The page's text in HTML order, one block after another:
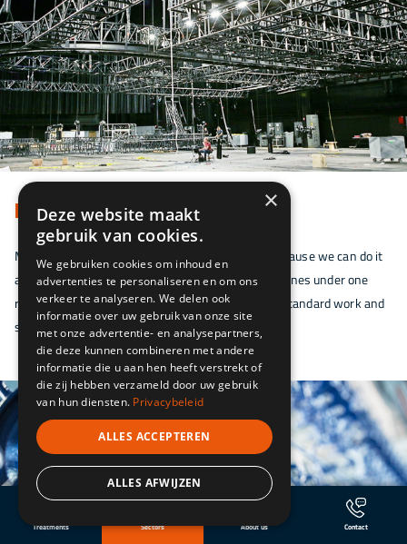
Treatments Sectors About us Contact
MACHINE BUILDING
Machine builders seek us out for our expertise, because we can do it
all. From preparation to coating, we have all disciplines under one
roof. For medium-sized to large volumes. And for standard work and
specials.
×
Deze website maakt
gebruik van cookies.
We gebruiken cookies om inhoud en
advertenties te personaliseren en om ons
verkeer te analyseren. We delen ook
informatie over uw gebruik van onze site
met onze advertentie- en analysepartners,
die deze kunnen combineren met andere
informatie die u aan hen heeft verstrekt of
die zij hebben verzameld door uw gebruik
van hun diensten. Privacybeleid
ALLES ACCEPTEREN
ALLES AFWIJZEN